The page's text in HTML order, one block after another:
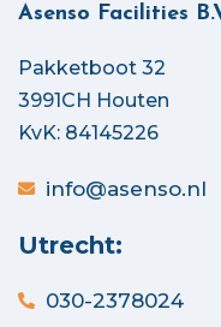
Asenso Facilities
Pakketboot 32
3991CH Houten
KvK: 84145226
info@asenso.nl
Utrecht:
030-2378024